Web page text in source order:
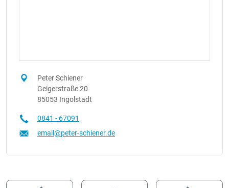
Peter Schiener
Geigerstraße 20
85053 Ingolstadt
0841 - 67091
email@peter-schiener.de